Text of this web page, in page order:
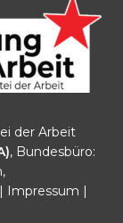
der Arbeit
, Bundesbüro:
Impressum |